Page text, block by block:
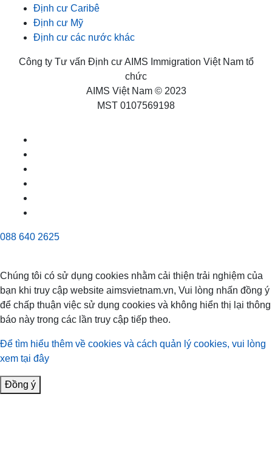
Định cư Caribê
Định cư Mỹ
Định cư các nước khác
Công ty Tư vấn Định cư AIMS Immigration Việt Nam tổ
chức
AIMS Việt Nam © 2023
MST 0107569198
088 640 2625
Chúng tôi có sử dụng cookies nhằm cải thiện trải nghiệm của
bạn khi truy cập website aimsvietnam.vn, Vui lòng nhấn đồng ý
để chấp thuận việc sử dụng cookies và không hiển thị lại thông
báo này trong các lần truy cập tiếp theo.
Để tìm hiểu thêm về cookies và cách quản lý cookies, vui lòng
xem tại đây
Đồng ý